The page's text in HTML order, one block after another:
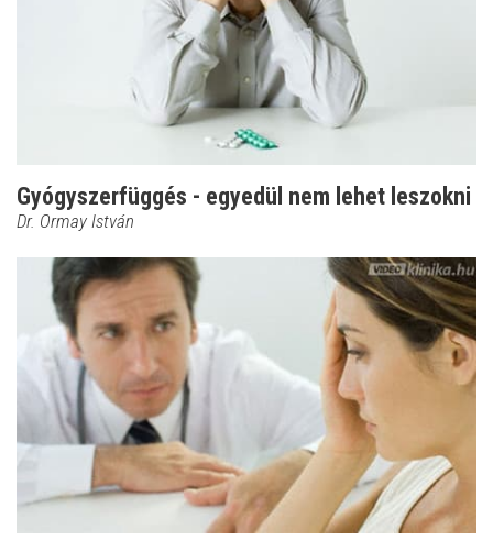
Gyógyszerfüggés - egyedül nem lehet leszokni
Dr. Ormay István